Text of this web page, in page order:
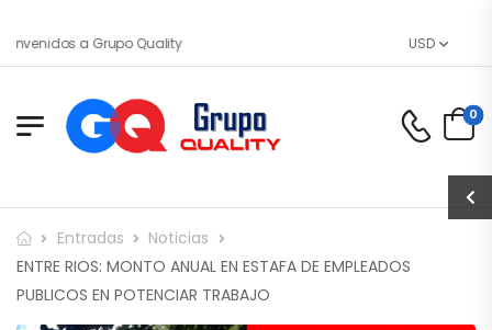
a Grupo Quality USD
0
Entradas
Noticias
ENTRE RIOS: MONTO ANUAL EN ESTAFA DE EMPLEADOS
PUBLICOS EN POTENCIAR TRABAJO